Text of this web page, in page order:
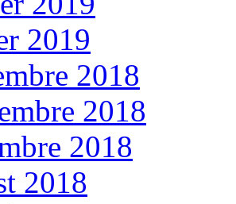
2019
2018
2018
2018
2018